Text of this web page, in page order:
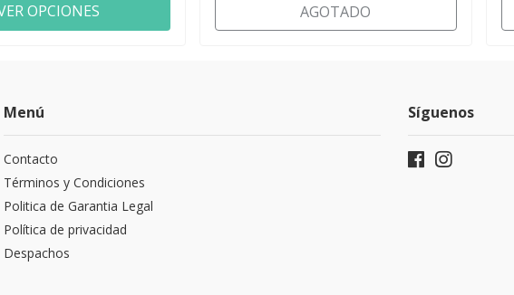
OPCIONES
AGOTADO
Menú
Contacto
Términos y Condiciones
Politica de Garantia Legal
Política de privacidad
Despachos
Síguenos